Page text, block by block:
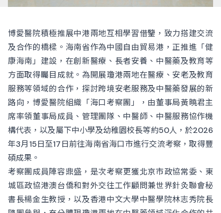
博愛醫院積極推展中港兩地互相學習借鑒，致力搭建交流
及合作的橋樑。海南省作為中國自由貿易港，正推進「健
康海南」建設，在創新醫療、長者安養、中醫藥及教育等
方面取得矚目成就。為開展瓊港兩地在醫療、安老及教育
服務等領域的合作，探討跨境安老服務及中醫藥發展的新
路向，博愛醫院組織「海口考察團」，由董事局黃曉君主
席率領董事局成員、管理團隊、中醫師、中醫服務協作機
構代表，以及屬下中小學及幼稚園校長等約50人，於2026
年3月15日至17日前往海南省海口市進行交流考察，取得豐
碩成果。
考察團成員陣容鼎盛，是次考察更獲北京市政協常委、東
城區政協港澳台僑和對外交往工作顧問兼世界針灸聯會秘
書長楊金生教授，以及香港中文大學中醫學院林志秀院長